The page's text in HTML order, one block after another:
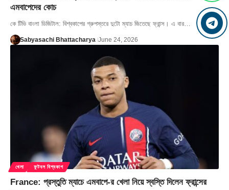
এমবাপেদের কোচ
কে টিভি বাংলা ডিজিটাল: বিশ্বকাপের গ্রুপস্তরে দুটো ম্যাচ জিতেছে ফ্রান্স। এ বার…
Sabyasachi Bhattacharya June 24, 2026
খেলা ফুটবল বিশ্বকাপ
France: প্রস্তুতি ম্যাচে এমবাপে-র খেলা নিয়ে স্বস্তি দিলেন ফ্রান্সের